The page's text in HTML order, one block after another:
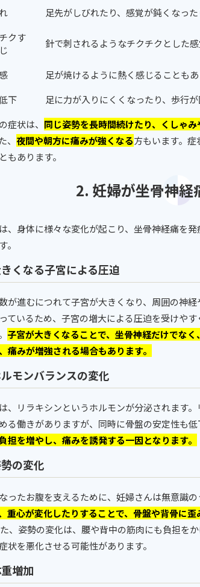
足先がしびれたり、感覚が鈍くなった
クす
針で刺されるようなチクチクとした
足が焼けるように熱く感じることもあ
下
足に力が入りにくくなったり、歩行
症状は、 同じ姿勢を長時間続けたり、くしゃ
、 夜間や朝方に痛みが強くなる方もいます。
もあります。
2. 妊婦が坐骨神経
、身体に様々な変化が起こり、坐骨神経痛を
。
くなる子宮による圧迫
が進むにつれて子宮が大きくなり、周囲の神
ているため、子宮の増大による圧迫を受けや
子宮が大きくなることで、坐骨神経だけでな
痛みが増強される場合もあります。
モンバランスの変化
、リラキシンというホルモンが分泌されます
る働きがありますが、同時に骨盤の安定性も低
担を増やし、痛みを誘発する一因となります。
の変化
ったお腹を支えるために、妊婦さんは無意識の
重心が変化したりすることで、骨盤や背骨に
、姿勢の変化は、腰や背中の筋肉にも負担を
状を悪化させる可能性があります。
増加